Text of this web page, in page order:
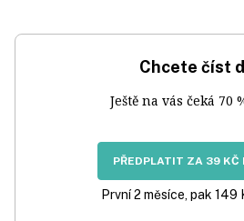
Chcete číst
Ještě na vás čeká 70
PŘEDPLATIT ZA 39 KČ
První 2 měsíce, pak 149